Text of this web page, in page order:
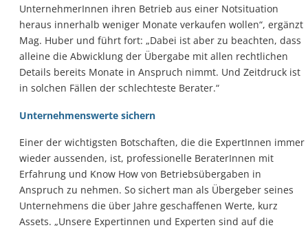
UnternehmerInnen ihren Betrieb aus einer Notsituation
heraus innerhalb weniger Monate verkaufen wollen“, ergänzt
Mag. Huber und führt fort: „Dabei ist aber zu beachten, dass
alleine die Abwicklung der Übergabe mit allen rechtlichen
Details bereits Monate in Anspruch nimmt. Und Zeitdruck ist
in solchen Fällen der schlechteste Berater.“
Unternehmenswerte sichern
Einer der wichtigsten Botschaften, die die ExpertInnen immer
wieder aussenden, ist, professionelle BeraterInnen mit
Erfahrung und Know How von Betriebsübergaben in
Anspruch zu nehmen. So sichert man als Übergeber seines
Unternehmens die über Jahre geschaffenen Werte, kurz
Assets. „Unsere Expertinnen und Experten sind auf die